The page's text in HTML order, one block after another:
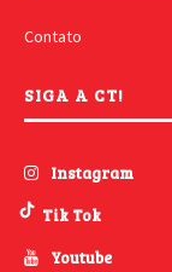
Contato
SIGA A CT!
Instagram
Tik Tok
Youtube